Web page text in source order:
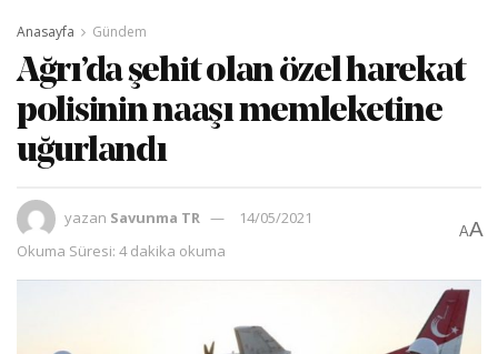
Anasayfa Gündem
Ağrı’da şehit olan özel harekat
polisinin naaşı memleketine
uğurlandı
yazan Savunma TR
14/05/2021
Okuma Süresi: 4 dakika okuma
AA